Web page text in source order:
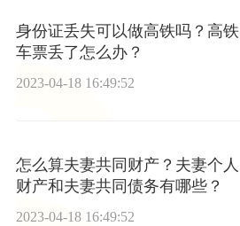
身份证丢失可以做高铁吗？高铁
车票丢了怎么办？
2023-04-18 16:49:52
怎么算夫妻共同财产？夫妻个人
财产和夫妻共同债务有哪些？
2023-04-18 16:49:52